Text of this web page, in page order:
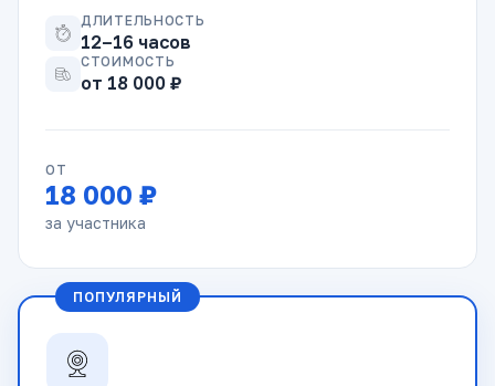
ДЛИТЕЛЬНОСТЬ
12–16 часов
СТОИМОСТЬ
от 18 000 ₽
ОТ
18 000 ₽
за участника
ПОПУЛЯРНЫЙ